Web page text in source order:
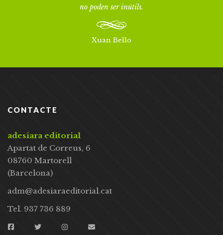
no poden ser inútils.
Xuan Bello
CONTACTE
adesiara editorial
Apartat de Correus, 6
08760 Martorell
(Barcelona)
adm@adesiaraeditorial.cat
Tel. 937 736 889